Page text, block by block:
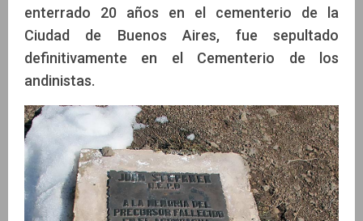
enterrado 20 años en el cementerio de la
Ciudad de Buenos Aires, fue sepultado
definitivamente en el Cementerio de los
andinistas.